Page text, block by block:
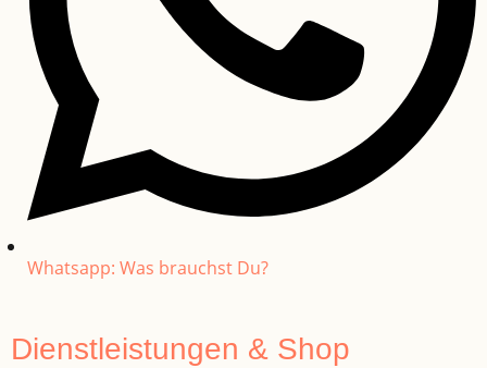
Whatsapp: Was brauchst Du?
Dienstleistungen & Shop